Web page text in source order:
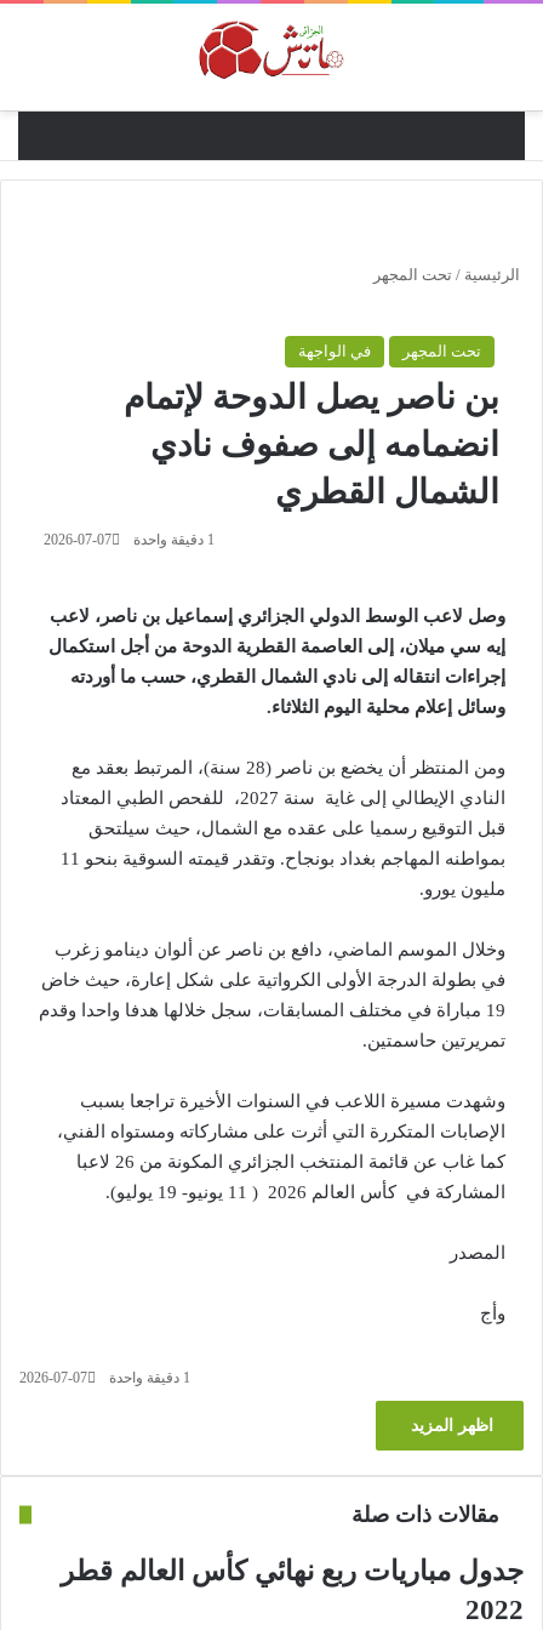
الرئيسية / تحت المجهر
تحت المجهر في الواجهة
بن ناصر يصل الدوحة لإتمام
انضمامه إلى صفوف نادي
الشمال القطري
2026-07-07 دقيقة واحدة
وصل لاعب الوسط الدولي الجزائري إسماعيل بن ناصر، لاعب
إيه سي ميلان، إلى العاصمة القطرية الدوحة من أجل استكمال
إجراءات انتقاله إلى نادي الشمال القطري، حسب ما أوردته
وسائل إعلام محلية اليوم الثلاثاء.
ومن المنتظر أن يخضع بن ناصر (28 سنة)، المرتبط بعقد مع
النادي الإيطالي إلى غاية سنة 2027، للفحص الطبي المعتاد
قبل التوقيع رسميا على عقده مع الشمال، حيث سيلتحق
بمواطنه المهاجم بغداد بونجاح. وتقدر قيمته السوقية بنحو 11
مليون يورو.
وخلال الموسم الماضي، دافع بن ناصر عن ألوان دينامو زغرب
في بطولة الدرجة الأولى الكرواتية على شكل إعارة، حيث خاض
19 مباراة في مختلف المسابقات، سجل خلالها هدفا واحدا وقدم
تمريرتين حاسمتين.
وشهدت مسيرة اللاعب في السنوات الأخيرة تراجعا بسبب
الإصابات المتكررة التي أثرت على مشاركاته ومستواه الفني،
كما غاب عن قائمة المنتخب الجزائري المكونة من 26 لاعبا
المشاركة في كأس العالم 2026 ( 11 يونيو- 19 يوليو).
المصدر
وأج
2026-07-07 دقيقة واحدة
اظهر المزيد
مقالات ذات صلة
جدول مباريات ربع نهائي كأس العالم قطر
2022